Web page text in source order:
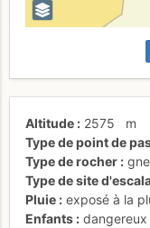
Altitude 2575
m
Type de point de
Type de rocher
Type de site
Pluie
exposé à la
Enfants
dangereux